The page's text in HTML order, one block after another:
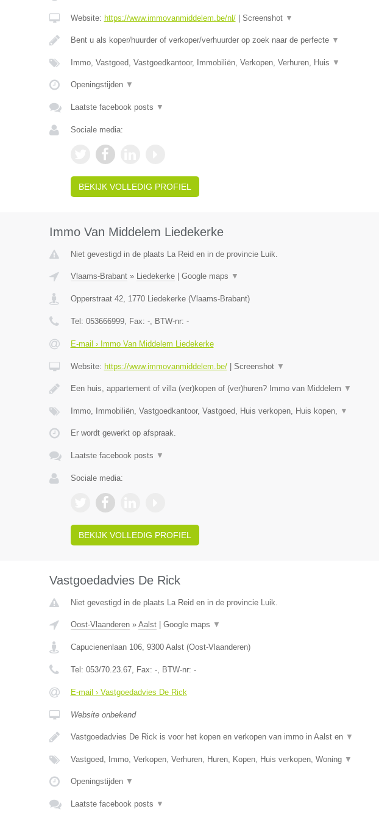
Website: https://www.immovanmiddelem.be/nl/| Screenshot ▼
Bent u als koper/huurder of verkoper/verhuurder op zoek naar de perfecte ▼
Immo, Vastgoed, Vastgoedkantoor, Immobiliën, Verkopen, Verhuren, Huis ▼
Openingstijden ▼
Laatste facebook posts ▼
Sociale media:
BEKIJK VOLLEDIG PROFIEL
Immo Van Middelem Liedekerke
Niet gevestigd in de plaats La Reid en in de provincie Luik.
Vlaams-Brabant» Liedekerke| Google maps ▼
Opperstraat 42, 1770 Liedekerke(Vlaams-Brabant)
Tel: 053666999, Fax: -, BTW-nr: -
E-mail › Immo Van Middelem Liedekerke
Website: https://www.immovanmiddelem.be/| Screenshot ▼
Een huis, appartement of villa (ver)kopen of (ver)huren? Immo van Middelem ▼
Immo, Immobiliën, Vastgoedkantoor, Vastgoed, Huis verkopen, Huis kopen, ▼
Er wordt gewerkt op afspraak.
Laatste facebook posts ▼
Sociale media:
BEKIJK VOLLEDIG PROFIEL
Vastgoedadvies De Rick
Niet gevestigd in de plaats La Reid en in de provincie Luik.
Oost-Vlaanderen» Aalst| Google maps ▼
Capucienenlaan 106, 9300 Aalst(Oost-Vlaanderen)
Tel: 053/70.23.67, Fax: -, BTW-nr: -
E-mail › Vastgoedadvies De Rick
Website onbekend
Vastgoedadvies De Rick is voor het kopen en verkopen van immo in Aalst en ▼
Vastgoed, Immo, Verkopen, Verhuren, Huren, Kopen, Huis verkopen, Woning ▼
Openingstijden ▼
Laatste facebook posts ▼